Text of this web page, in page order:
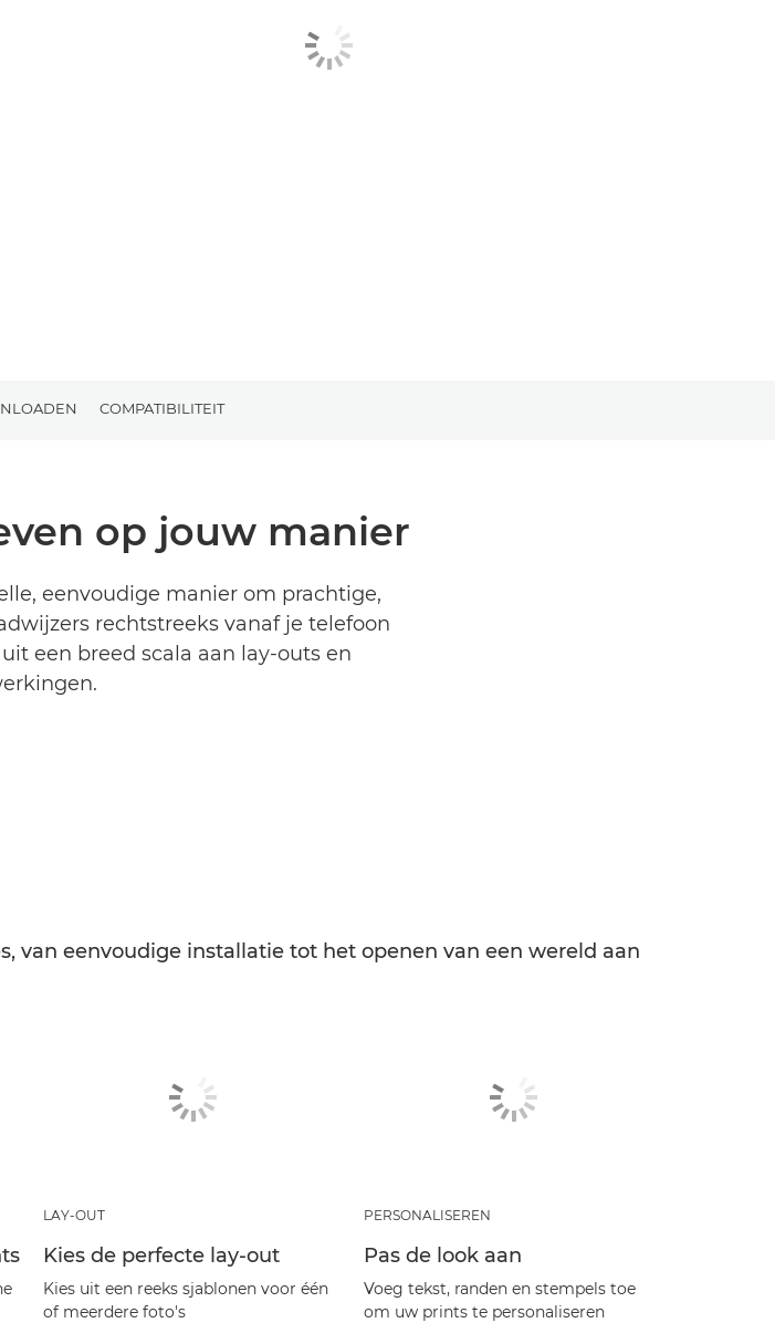
COMPATIBILITEIT
op jouw manier
eenvoudige manier om prachtige,
rechtstreeks vanaf je telefoon
een breed scala aan lay-outs en
van eenvoudige installatie tot het openen van een wereld aan
LAY-OUT
Kies de perfecte lay-out
Kies uit een reeks sjablonen voor één
of meerdere foto's
PERSONALISEREN
Pas de look aan
Voeg tekst, randen en stempels toe
om uw prints te personaliseren